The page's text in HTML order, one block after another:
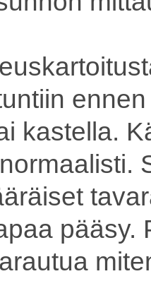
kastella.
pääsy.